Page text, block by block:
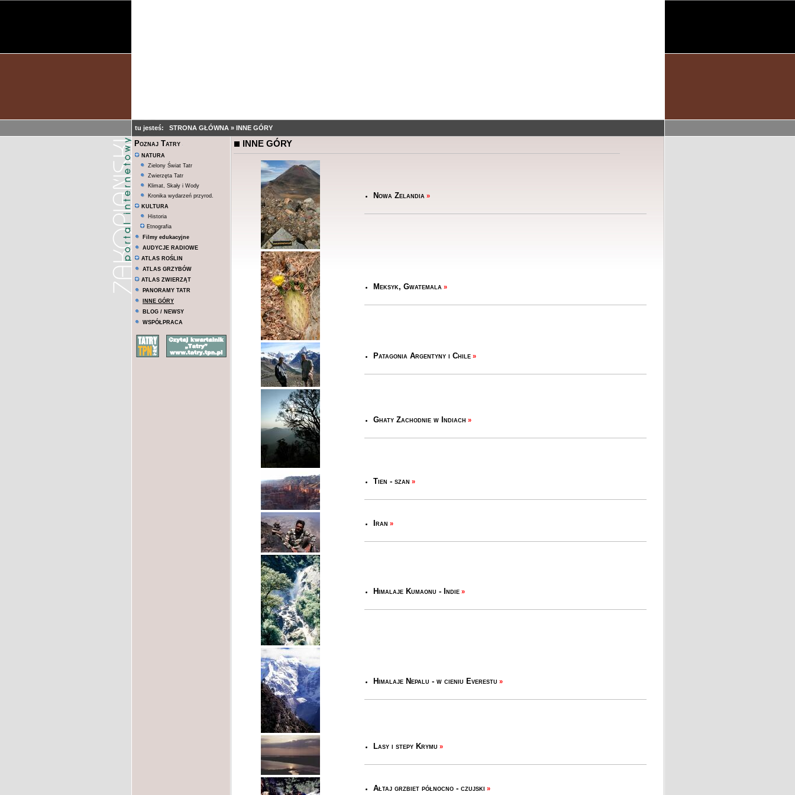
tu jesteś: STRONA GŁÓWNA » INNE GÓRY
Poznaj Tatry
NATURA
Zielony Świat Tatr
Zwierzęta Tatr
Klimat, Skały i Wody
Kronika wydarzeń przyrod.
KULTURA
Historia
Etnografia
Filmy edukacyjne
AUDYCJE RADIOWE
ATLAS ROŚLIN
ATLAS GRZYBÓW
ATLAS ZWIERZĄT
PANORAMY TATR
INNE GÓRY
BLOG / NEWSY
WSPÓŁPRACA
INNE GÓRY
Nowa Zelandia »
Meksyk, Gwatemala »
Patagonia Argentyny i Chile »
Ghaty Zachodnie w Indiach »
Tien - szan »
Iran »
Himalaje Kumaonu - Indie »
Himalaje Nepalu - w cieniu Everestu »
Lasy i stepy Krymu »
Ałtaj grzbiet północno - czujski »